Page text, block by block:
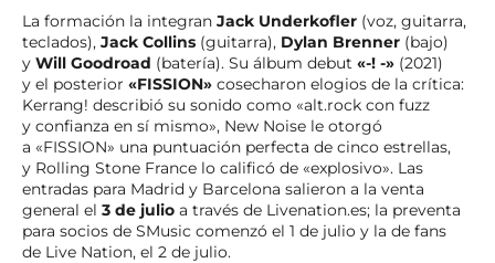
La formación la integran Jack Underkofler (voz, guitarra,
teclados), Jack Collins (guitarra), Dylan Brenner (bajo)
y Will Goodroad (batería). Su álbum debut «-! -» (2021)
y el posterior «FISSION» cosecharon elogios de la crítica:
Kerrang! describió su sonido como «alt.rock con fuzz
y confianza en sí mismo», New Noise le otorgó
a «FISSION» una puntuación perfecta de cinco estrellas,
y Rolling Stone France lo calificó de «explosivo». Las
entradas para Madrid y Barcelona salieron a la venta
general el 3 de julio a través de Livenation.es; la preventa
para socios de SMusic comenzó el 1 de julio y la de fans
de Live Nation, el 2 de julio.